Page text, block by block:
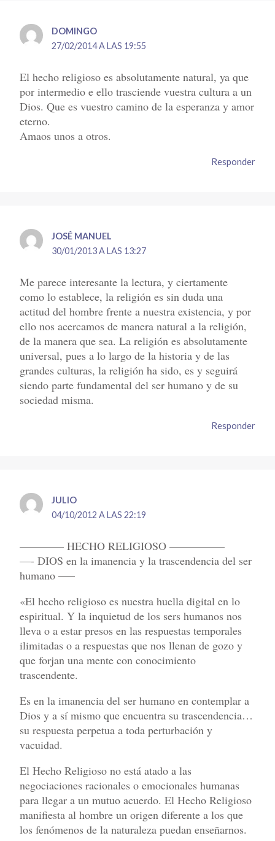
DOMINGO
27/02/2014 A LAS 19:55
El hecho religioso es absolutamente natural, ya que
por intermedio e ello trasciende vuestra cultura a un
Dios. Que es vuestro camino de la esperanza y amor
eterno.
Amaos unos a otros.
Responder
JOSÉ MANUEL
30/01/2013 A LAS 13:27
Me parece interesante la lectura, y ciertamente
como lo establece, la religión es sin duda una
actitud del hombre frente a nuestra existencia, y por
ello nos acercamos de manera natural a la religión,
de la manera que sea. La religión es absolutamente
universal, pues a lo largo de la historia y de las
grandes culturas, la religión ha sido, es y seguirá
siendo parte fundamental del ser humano y de su
sociedad misma.
Responder
JULIO
04/10/2012 A LAS 22:19
———— HECHO RELIGIOSO —————
—- DIOS en la imanencia y la trascendencia del ser
humano —–
«El hecho religioso es nuestra huella digital en lo
espiritual. Y la inquietud de los sers humanos nos
lleva o a estar presos en las respuestas temporales
ilimitadas o a respuestas que nos llenan de gozo y
que forjan una mente con conocimiento
trascendente.
Es en la imanencia del ser humano en contemplar a
Dios y a sí mismo que encuentra su trascendencia…
su respuesta perpetua a toda perturbación y
vacuidad.
El Hecho Religioso no está atado a las
negociaciones racionales o emocionales humanas
para llegar a un mutuo acuerdo. El Hecho Religioso
manifiesta al hombre un origen diferente a los que
los fenómenos de la naturaleza puedan enseñarnos.